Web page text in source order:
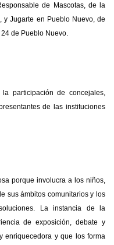
de Mascotas, de la
y Jugarte en Pueblo Nuevo, de
de Pueblo Nuevo.
participación de concejales,
de las instituciones
porque involucra a los niños,
sus ámbitos comunitarios y los
La instancia de la
de exposición, debate y
enriquecedora y que los forma